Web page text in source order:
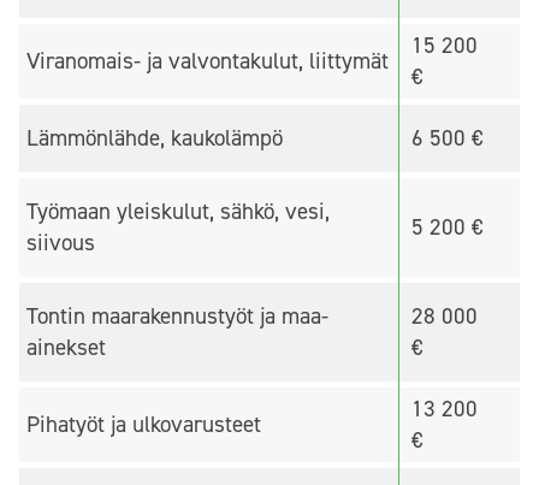
Viranomais- ja valvontakulut, liittymät
15 200
€
Lämmönlähde, kaukolämpö 6 500 €
Työmaan yleiskulut, sähkö, vesi,
siivous
5 200 €
Tontin maarakennustyöt ja maa-
ainekset
28 000
€
Pihatyöt ja ulkovarusteet
13 200
€